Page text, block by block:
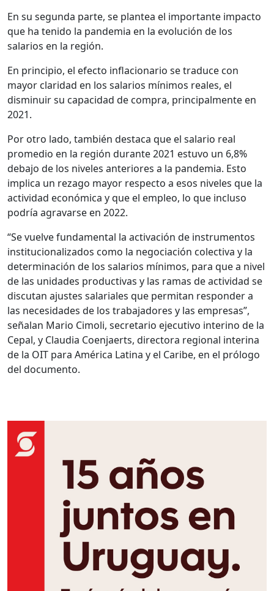
En su segunda parte, se plantea el importante impacto
que ha tenido la pandemia en la evolución de los
salarios en la región.
En principio, el efecto inflacionario se traduce con
mayor claridad en los salarios mínimos reales, el
disminuir su capacidad de compra, principalmente en
2021.
Por otro lado, también destaca que el salario real
promedio en la región durante 2021 estuvo un 6,8%
debajo de los niveles anteriores a la pandemia. Esto
implica un rezago mayor respecto a esos niveles que la
actividad económica y que el empleo, lo que incluso
podría agravarse en 2022.
“Se vuelve fundamental la activación de instrumentos
institucionalizados como la negociación colectiva y la
determinación de los salarios mínimos, para que a nivel
de las unidades productivas y las ramas de actividad se
discutan ajustes salariales que permitan responder a
las necesidades de los trabajadores y las empresas”,
señalan Mario Cimoli, secretario ejecutivo interino de la
Cepal, y Claudia Coenjaerts, directora regional interina
de la OIT para América Latina y el Caribe, en el prólogo
del documento.